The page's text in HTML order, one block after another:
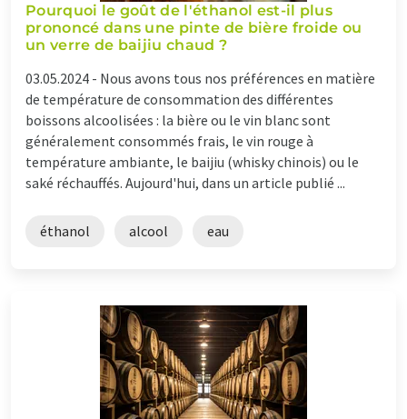
Pourquoi le goût de l'éthanol est-il plus
prononcé dans une pinte de bière froide ou
un verre de baijiu chaud ?
03.05.2024 - Nous avons tous nos préférences en matière
de température de consommation des différentes
boissons alcoolisées : la bière ou le vin blanc sont
généralement consommés frais, le vin rouge à
température ambiante, le baijiu (whisky chinois) ou le
saké réchauffés. Aujourd'hui, dans un article publié ...
éthanol alcool eau